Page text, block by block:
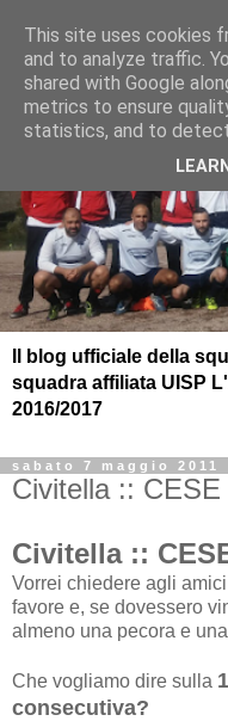
Il blog ufficiale della
squadra affiliata UISP
2016/2017
sabato 7 maggio 2011
Civitella ::
Civitella ::
Vorrei chiedere agli
favore e, se dovessero
almeno una pecora e
Che vogliamo dire sulla
consecutiva?
This site uses cookies
and to analyze traffic.
shared with Google
metrics to ensure
statistics, and to detect